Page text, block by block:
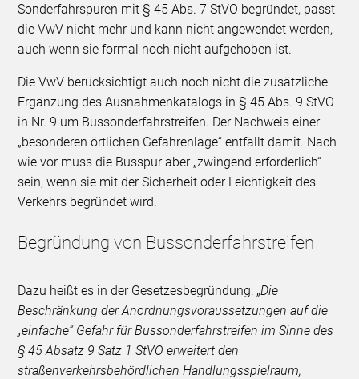
Sonderfahrspuren mit § 45 Abs. 7 StVO begründet, passt
die VwV nicht mehr und kann nicht angewendet werden,
auch wenn sie formal noch nicht aufgehoben ist.
Die VwV berücksichtigt auch noch nicht die zusätzliche
Ergänzung des Ausnahmenkatalogs in § 45 Abs. 9 StVO
in Nr. 9 um Bussonderfahrstreifen. Der Nachweis einer
„besonderen örtlichen Gefahrenlage“ entfällt damit. Nach
wie vor muss die Busspur aber „zwingend erforderlich“
sein, wenn sie mit der Sicherheit oder Leichtigkeit des
Verkehrs begründet wird.
Begründung von Bussonderfahrstreifen
Dazu heißt es in der Gesetzesbegründung: „Die
Beschränkung der Anordnungsvoraussetzungen auf die
„einfache“ Gefahr für Bussonderfahrstreifen im Sinne des
§ 45 Absatz 9 Satz 1 StVO erweitert den
straßenverkehrsbehördlichen Handlungsspielraum,